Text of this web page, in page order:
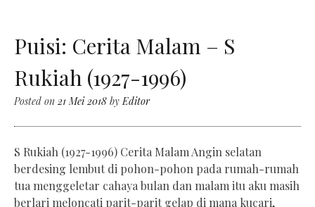
Puisi: Cerita Malam – S
Rukiah (1927-1996)
Posted on 21 Mei 2018 byEditor
S Rukiah (1927-1996) Cerita Malam Angin selatan
berdesing lembut di pohon-pohon pada rumah-rumah
tua menggeletar cahaya bulan dan malam itu aku masih
berlari meloncati parit-parit gelap di mana kucari,